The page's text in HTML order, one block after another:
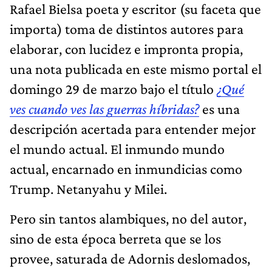
Rafael Bielsa poeta y escritor (su faceta que
importa) toma de distintos autores para
elaborar, con lucidez e impronta propia,
una nota publicada en este mismo portal el
domingo 29 de marzo bajo el título ¿Qué
ves cuando ves las guerras híbridas?es una
descripción acertada para entender mejor
el mundo actual. El inmundo mundo
actual, encarnado en inmundicias como
Trump. Netanyahu y Milei.
Pero sin tantos alambiques, no del autor,
sino de esta época berreta que se los
provee, saturada de Adornis deslomados,